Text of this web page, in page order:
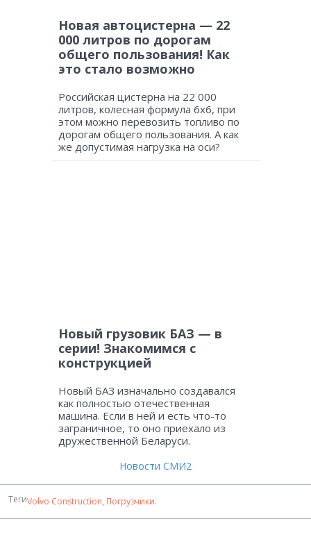
Новая автоцистерна — 22
000 литров по дорогам
общего пользования! Как
это стало возможно
Российская цистерна на 22 000
литров, колесная формула 6х6, при
этом можно перевозить топливо по
дорогам общего пользования. А как
же допустимая нагрузка на оси?
Новый грузовик БАЗ — в
серии! Знакомимся с
конструкцией
Новый БАЗ изначально создавался
как полностью отечественная
машина. Если в ней и есть что-то
заграничное, то оно приехало из
дружественной Беларуси.
Новости СМИ2
ТегиVolvo Construction, Погрузчики.